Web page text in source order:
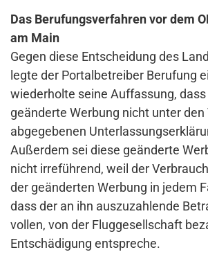
Das Berufungsverfahren vor dem
am Main
Gegen diese Entscheidung des
legte der Portalbetreiber Berufung
wiederholte seine Auffassung, dass
geänderte Werbung nicht unter den
abgegebenen
Außerdem sei diese geänderte
nicht irreführend, weil der
der geänderten Werbung in jedem
dass der an ihn auszuzahlende
vollen, von der Fluggesellschaft
Entschädigung entspreche.